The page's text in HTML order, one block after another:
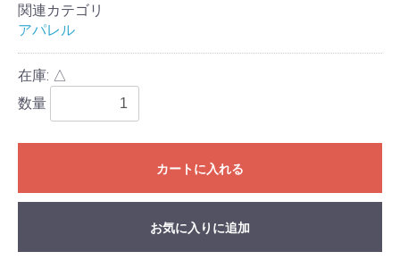
関連カテゴリ
アパレル
在庫: △
数量
カートに入れる
お気に入りに追加